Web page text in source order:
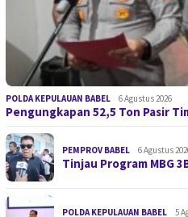
POLDA KEPULAUAN BABEL 6 Agustus 2026
Pengungkapan 52,5 Ton Pasir
PEMPROV BABEL 6 Agustus
Tinjau Program MBG
POLDA KEPULAUAN BABEL 5